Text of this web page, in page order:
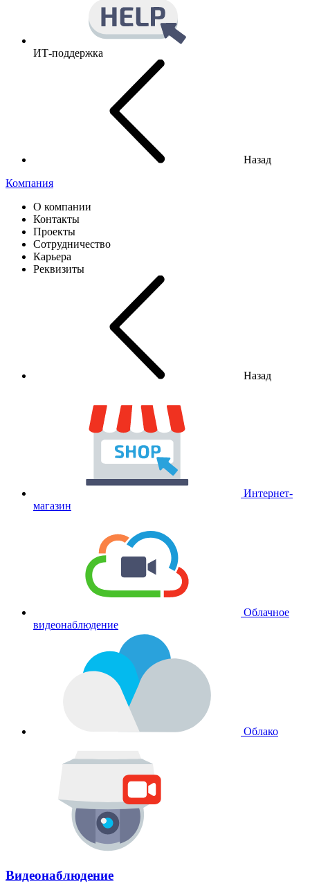
ИТ-поддержка
Назад
Компания
О компании
Контакты
Проекты
Сотрудничество
Карьера
Реквизиты
Назад
Интернет-
магазин
Облачное
видеонаблюдение
Облако
Видеонаблюдение